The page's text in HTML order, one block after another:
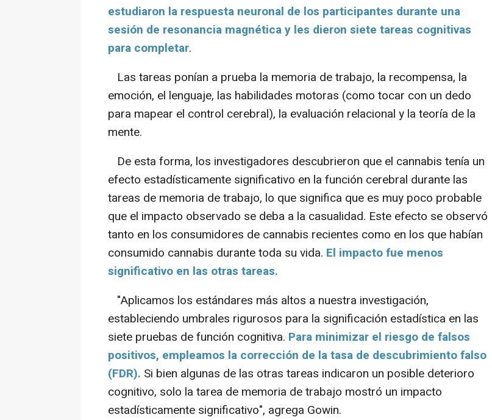
estudiaron la respuesta neuronal de los participantes durante una
sesión de resonancia magnética y les dieron siete tareas cognitivas
para completar.
Las tareas ponían a prueba la memoria de trabajo, la recompensa, la
emoción, el lenguaje, las habilidades motoras (como tocar con un dedo
para mapear el control cerebral), la evaluación relacional y la teoría de la
mente.
De esta forma, los investigadores descubrieron que el cannabis tenía un
efecto estadísticamente significativo en la función cerebral durante las
tareas de memoria de trabajo, lo que significa que es muy poco probable
que el impacto observado se deba a la casualidad. Este efecto se observó
tanto en los consumidores de cannabis recientes como en los que habían
consumido cannabis durante toda su vida. El impacto fue menos
significativo en las otras tareas.
"Aplicamos los estándares más altos a nuestra investigación,
estableciendo umbrales rigurosos para la significación estadística en las
siete pruebas de función cognitiva. Para minimizar el riesgo de falsos
positivos, empleamos la corrección de la tasa de descubrimiento falso
(FDR). Si bien algunas de las otras tareas indicaron un posible deterioro
cognitivo, solo la tarea de memoria de trabajo mostró un impacto
estadísticamente significativo", agrega Gowin.